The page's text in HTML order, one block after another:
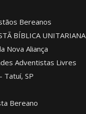
Bereanos
BÍBLICA UNITARIANA
Nova Aliança
Adventistas Livres
Tatuí, SP
Bereano